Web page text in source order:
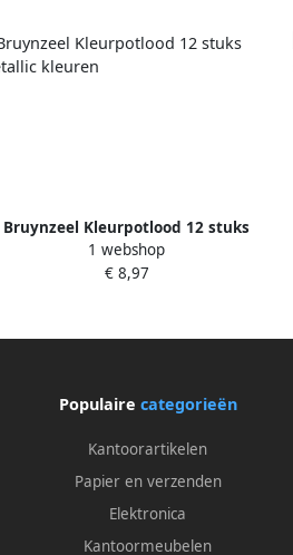
Bruynzeel Kleurpotlood 12 stuks
metallic kleuren
1 webshop
€ 8,97
Populaire categorieën
Kantoorartikelen
Papier en verzenden
Elektronica
Kantoormeubelen